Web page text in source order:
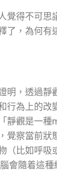
覺得不可思
了，為何有
明，透過靜
行為上的改
靜觀是一種
覺察當前狀
（比如呼吸
會隨着這種